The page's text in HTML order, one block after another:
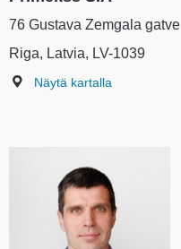
76 Gustava Zemgala gatve
Riga, Latvia, LV-1039
Näytä kartalla